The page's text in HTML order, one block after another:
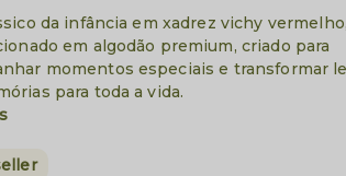
da infância em xadrez vichy vermelho,
em algodão premium, criado para
momentos especiais e transformar
para toda a vida.